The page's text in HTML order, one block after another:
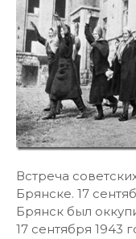
Встреча
Брянске. 17
Брянск был
17 сентября 1943